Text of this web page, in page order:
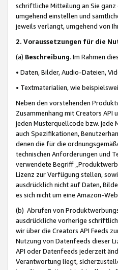
schriftliche Mitteilung an Sie ganz
umgehend einstellen und
jeweils verlangt, umgehend von
2. Voraussetzungen für die
(a) Beschreibung. Im Rahmen
• Daten, Bilder, Audio-Dateien,
• Textmaterialien, wie
Neben den vorstehenden
Zusammenhang mit Creators
jeden Musterquellcode bzw. jede
auch Spezifikationen,
denen die für die
technischen Anforderungen und
verwendete Begriff
Lizenz zur Verfügung stellen,
ausdrücklich nicht auf Daten,
es sich nicht um eine Amazon-
(b) Abrufen von
ausdrückliche vorherige
wir über die Creators API Feeds
Nutzung von Datenfeeds dieser
API oder Datenfeeds jederzeit
Verantwortung liegt,